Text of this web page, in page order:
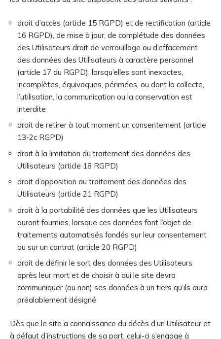
droit d’accès (article 15 RGPD) et de rectification (article
16 RGPD), de mise à jour, de complétude des données
des Utilisateurs droit de verrouillage ou d’effacement
des données des Utilisateurs à caractère personnel
(article 17 du RGPD), lorsqu’elles sont inexactes,
incomplètes, équivoques, périmées, ou dont la collecte,
l’utilisation, la communication ou la conservation est
interdite
droit de retirer à tout moment un consentement (article
13-2c RGPD)
droit à la limitation du traitement des données des
Utilisateurs (article 18 RGPD)
droit d’opposition au traitement des données des
Utilisateurs (article 21 RGPD)
droit à la portabilité des données que les Utilisateurs
auront fournies, lorsque ces données font l’objet de
traitements automatisés fondés sur leur consentement
ou sur un contrat (article 20 RGPD)
droit de définir le sort des données des Utilisateurs
après leur mort et de choisir à qui le site devra
communiquer (ou non) ses données à un tiers qu’ils aura
préalablement désigné
Dès que le site a connaissance du décès d’un Utilisateur et
à défaut d’instructions de sa part, celui-ci s’engage à